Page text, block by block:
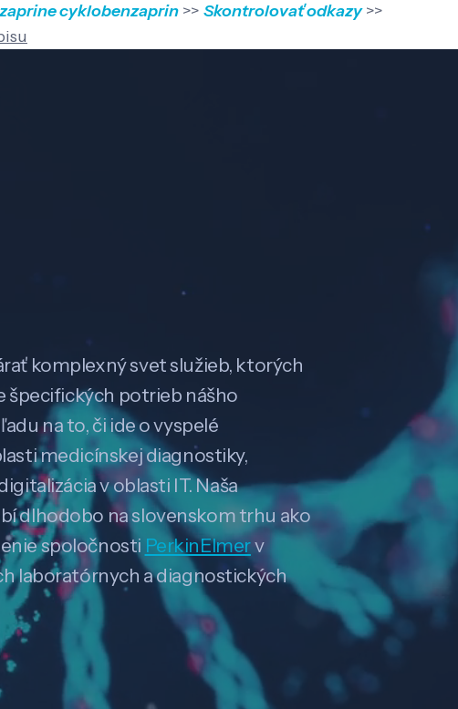
cyklobenzaprin >> Skontrolovať odkazy>>
komplexný svet služieb, ktorých
špecifických potrieb nášho
na to, či ide o vyspelé
medicínskej diagnostiky,
v oblasti IT. Naša
dlhodobo na slovenskom trhu ako
spoločnosti PerkinElmerv
laboratórnych a diagnostických